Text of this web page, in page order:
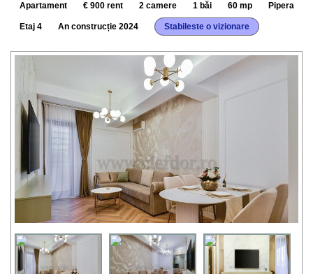
Apartament € 900 rent 2 camere 1 băi 60 mp Pipera
Etaj 4 An construcție 2024 Stabileste o vizionare